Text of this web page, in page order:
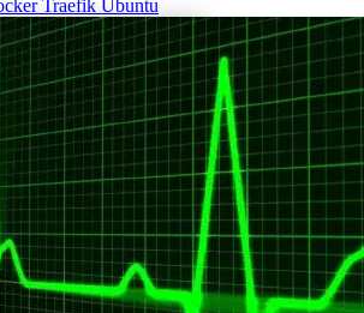
Traefik Ubuntu